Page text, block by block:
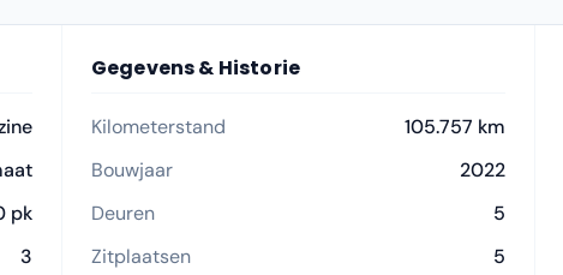
pk
3
Gegevens & Historie
Kilometerstand
105.757 km
Bouwjaar
2022
Deuren
5
Zitplaatsen
5